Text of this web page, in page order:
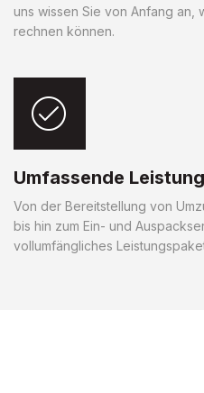
uns wissen Sie von Anfang an,
rechnen können.
Umfassende
Von der Bereitstellung von
bis hin zum Ein- und
vollumfängliches